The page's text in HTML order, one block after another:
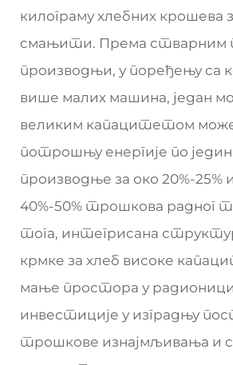
килограму хлебних крошева
смањити. Према стварним
производњи, у поређењу са
више малих машина, један
великим капацитетом
потрошњу енергије по
производње за око 20%-
40%-50% трошкова радног
тога, интегрисана
крмке за хлеб високе
мање простора у
инвестиције у изградњу
трошкове изнајмљивања и